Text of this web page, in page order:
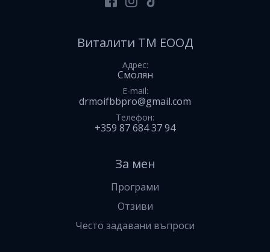
За мен
Програми
Отзиви
Често задавани въпроси
Виталити ТМ ЕООД
Адрес
Смолян
E-mail
drmoifbbpro@gmail.com
Телефон
+359 87 684 37 94
FacebookInstagram